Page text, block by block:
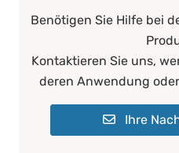
Benötigen Sie Hilfe bei
Kontaktieren Sie uns,
deren Anwendung
Ihre